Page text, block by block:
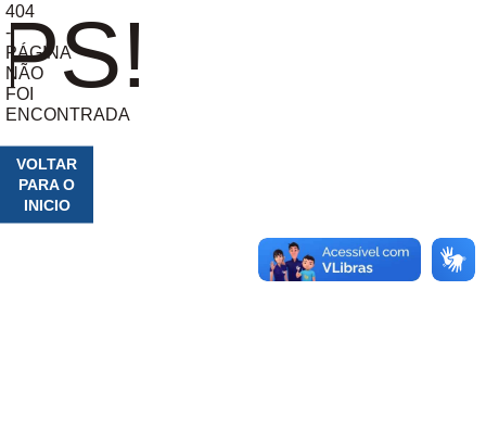
404
-
PÁGINA
NÃO
FOI
ENCONTRADA
VOLTAR
PARA O
INICIO